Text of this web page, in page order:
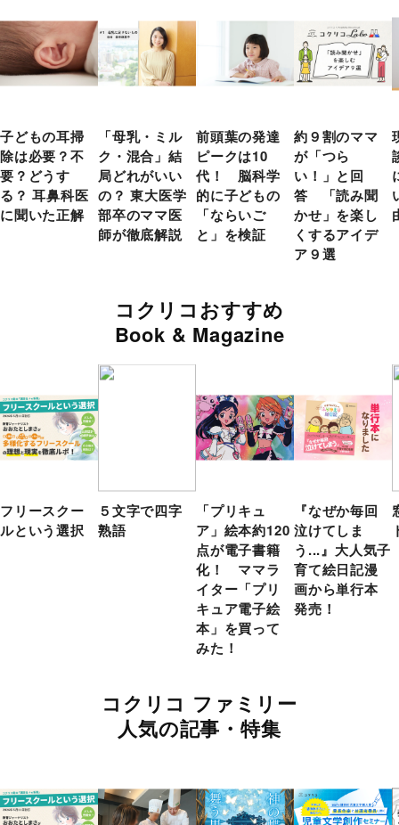
子どもの耳掃
除は必要？不
要？どうす
る？ 耳鼻科医
に聞いた正解
「母乳・ミル
ク・混合」結
局どれがいい
の？ 東大医学
部卒のママ医
師が徹底解説
前頭葉の発達
ピークは10
代！ 脳科学
的に子どもの
「ならいご
と」を検証
約９割のママ
が「つら
い！」と回
答 「読み聞
かせ」を楽し
くするアイデ
ア９選
コクリコおすすめ
Book & Magazine
フリースクー
ルという選択
５文字で四字
熟語
「プリキュ
ア」絵本約120
点が電子書籍
化！ ママラ
イター「プリ
キュア電子絵
本」を買って
みた！
『なぜか毎回
泣けてしま
う...』大人気子
育て絵日記漫
画から単行本
発売！
コクリコ ファミリー
人気の記事・特集